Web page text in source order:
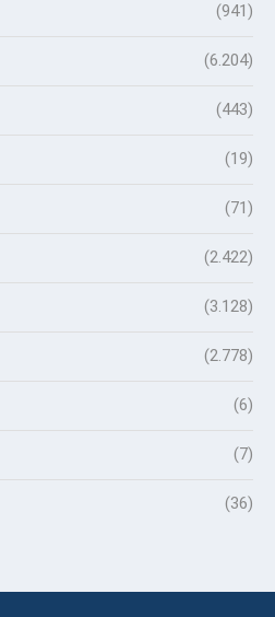
(941)
(6.204)
(443)
(19)
(71)
(2.422)
(3.128)
(2.778)
(6)
(7)
(36)